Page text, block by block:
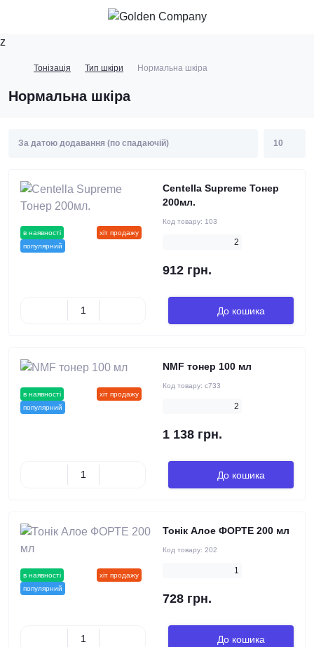
z
Тонізація Тип шкіри Нормальна шкіра
Нормальна шкіра
в наявності
хіт продажу
популярний
Centella Supreme Тонер
200мл.
Код товару: 103
2
912 грн.
До кошика
в наявності
хіт продажу
популярний
NMF тонер 100 мл
Код товару: c733
2
1 138 грн.
До кошика
в наявності
хіт продажу
популярний
Тонік Алое ФОРТЕ 200 мл
Код товару: 202
1
728 грн.
До кошика